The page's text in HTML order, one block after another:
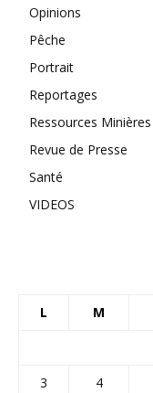
Opinions
Pêche
Portrait
Reportages
Ressources Minières
Revue de Presse
Santé
VIDEOS
L M
3
4